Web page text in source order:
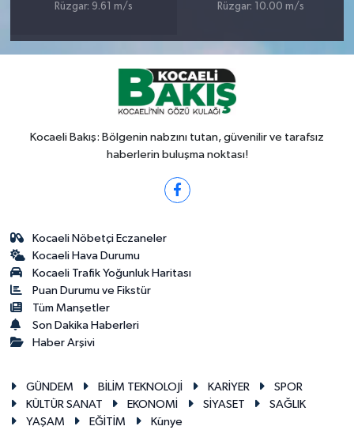
Rüzgar: 9.61 m/s
Rüzgar: 10.00 m/s
Kocaeli Bakış: Bölgenin nabzını tutan, güvenilir ve tarafsız
haberlerin buluşma noktası!
Kocaeli Nöbetçi Eczaneler
Kocaeli Hava Durumu
Kocaeli Trafik Yoğunluk Haritası
Puan Durumu ve Fikstür
Tüm Manşetler
Son Dakika Haberleri
Haber Arşivi
GÜNDEM BİLİM TEKNOLOJİ KARİYER
SPOR
KÜLTÜR SANAT
EKONOMİ SİYASET
SAĞLIK
YAŞAM
EĞİTİM Künye